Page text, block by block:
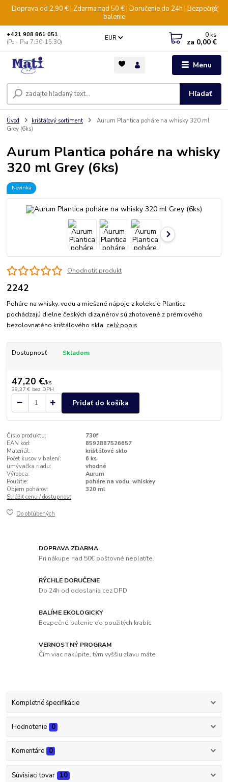
Doprava od 2,90 € | Zdarma nad 50 € | Doručenie do 24h | Bezpečné
balenie
Menu
EUR
Hľadať
+421 908 861 051
(Po - Pia 7:30-15:30)
0 ks
za 0,00 €
Úvod krištáľový sortiment
Aurum Plantica poháre na whisky 320 ml
Grey (6ks)
Aurum Plantica poháre na whisky
320 ml Grey (6ks)
Novinka
Ohodnotiť produkt
2242
Poháre na whisky, vodu a miešané nápoje z kolekcie Plantica
pochádzajú dielne českých dizajnérov sú zhotovené z prémiového
bezolovnatého krištáľového skla. celý popis
Dostupnosť Skladom
47,20 €/ks
38,37 € bez DPH
Pridať do košíka
Číslo produktu:
730f
EAN kód:
8592887526657
Materiál:
krištáľové sklo
Počet kusov v balení:
6 ks
umývačka riadu:
vhodné
Výrobca:
Aurum
Použitie:
poháre na vodu, whiskey
Objem pohárov:
320 ml
Strážiť cenu / dostupnosť
Do obľúbených
DOPRAVA ZDARMA
Pri nákupe nad 50€ poštovné neplatíte.
RÝCHLE DORUČENIE
Do 24h od odoslania cez DPD
BALÍME EKOLOGICKY
Bezpečné balenie do použitých krabíc
VERNOSTNÝ PROGRAM
Čím viac nakúpite, tým vyššiu zľavu máte
Kompletné špecifikácie
Hodnotenie 0
Komentáre 0
Súvisiaci tovar 10